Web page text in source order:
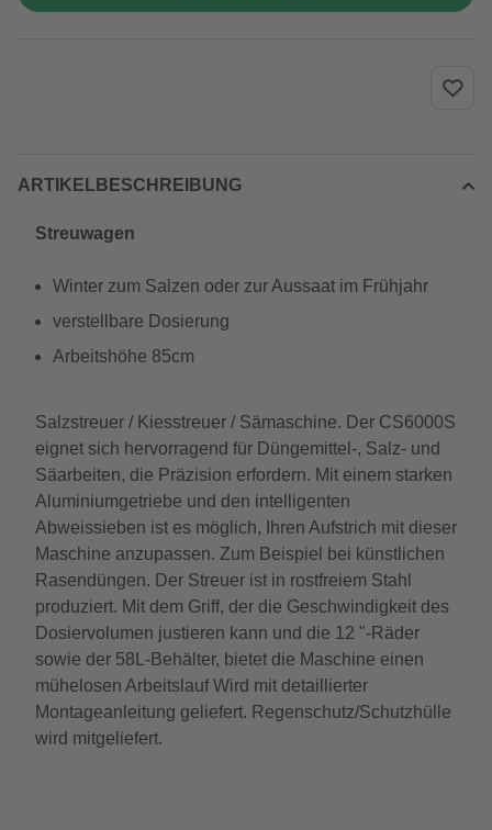
ARTIKELBESCHREIBUNG
Streuwagen
Winter zum Salzen oder zur Aussaat im Frühjahr
verstellbare Dosierung
Arbeitshöhe 85cm
Salzstreuer / Kiesstreuer / Sämaschine. Der CS6000S
eignet sich hervorragend für Düngemittel-, Salz- und
Säarbeiten, die Präzision erfordern. Mit einem starken
Aluminiumgetriebe und den intelligenten
Abweissieben ist es möglich, Ihren Aufstrich mit dieser
Maschine anzupassen. Zum Beispiel bei künstlichen
Rasendüngen. Der Streuer ist in rostfreiem Stahl
produziert. Mit dem Griff, der die Geschwindigkeit des
Dosiervolumen justieren kann und die 12 "-Räder
sowie der 58L-Behälter, bietet die Maschine einen
mühelosen Arbeitslauf Wird mit detaillierter
Montageanleitung geliefert. Regenschutz/Schutzhülle
wird mitgeliefert.